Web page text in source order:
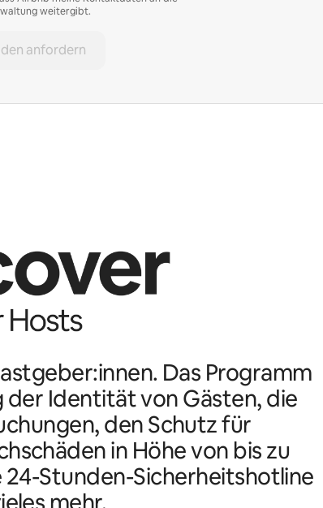
weitergibt.
anfordern
Das Programm
Identität von Gästen, die
den Schutz für
in Höhe von bis zu
24-Stunden-Sicherheitshotline